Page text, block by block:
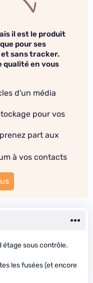
il est le produit
pour ses
et sans tracker.
qualité en vous
d'un média
pour vos
part aux
à vos contacts
étage sous contrôle.
les fusées (et encore